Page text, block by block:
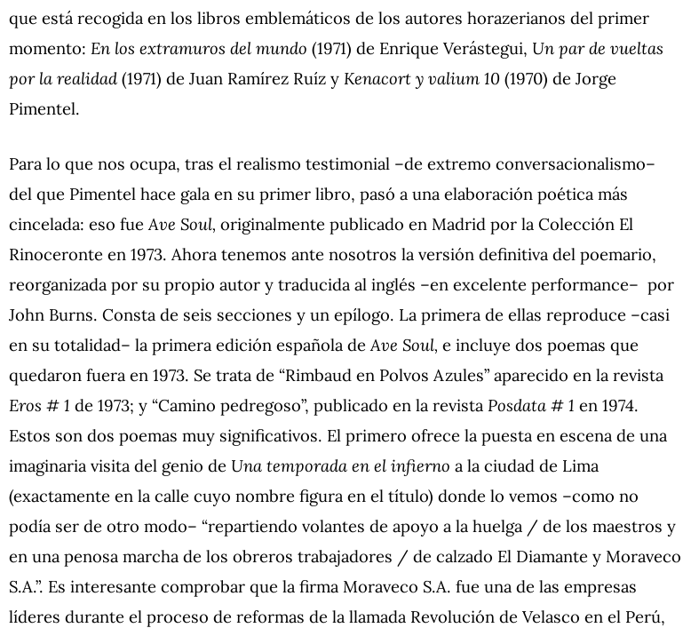
que está recogida en los libros emblemáticos de los autores horazerianos del primer
momento: En los extramuros del mundo (1971) de Enrique Verástegui, Un par de vueltas
por la realidad (1971) de Juan Ramírez Ruíz y Kenacort y valium 10 (1970) de Jorge
Pimentel.
Para lo que nos ocupa, tras el realismo testimonial –de extremo conversacionalismo–
del que Pimentel hace gala en su primer libro, pasó a una elaboración poética más
cincelada: eso fue Ave Soul, originalmente publicado en Madrid por la Colección El
Rinoceronte en 1973. Ahora tenemos ante nosotros la versión definitiva del poemario,
reorganizada por su propio autor y traducida al inglés –en excelente performance– por
John Burns. Consta de seis secciones y un epílogo. La primera de ellas reproduce –casi
en su totalidad– la primera edición española de Ave Soul, e incluye dos poemas que
quedaron fuera en 1973. Se trata de “Rimbaud en Polvos Azules” aparecido en la revista
Eros # 1 de 1973; y “Camino pedregoso”, publicado en la revista Posdata # 1 en 1974.
Estos son dos poemas muy significativos. El primero ofrece la puesta en escena de una
imaginaria visita del genio de Una temporada en el infierno a la ciudad de Lima
(exactamente en la calle cuyo nombre figura en el título) donde lo vemos –como no
podía ser de otro modo– “repartiendo volantes de apoyo a la huelga / de los maestros y
en una penosa marcha de los obreros trabajadores / de calzado El Diamante y Moraveco
S.A.”. Es interesante comprobar que la firma Moraveco S.A. fue una de las empresas
líderes durante el proceso de reformas de la llamada Revolución de Velasco en el Perú,